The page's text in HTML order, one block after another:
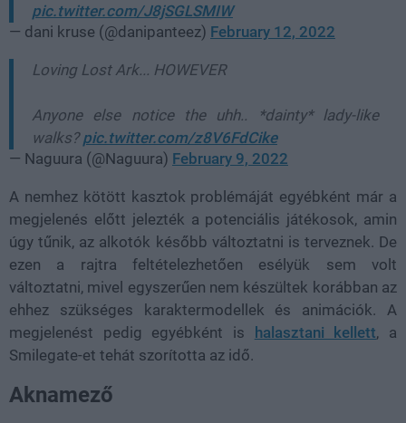
pic.twitter.com/J8jSGLSMIW
— dani kruse (@danipanteez) February 12, 2022
Loving Lost Ark... HOWEVER
Anyone else notice the uhh.. *dainty* lady-like
walks?pic.twitter.com/z8V6FdCike
— Naguura (@Naguura) February 9, 2022
A nemhez kötött kasztok problémáját egyébként már a
megjelenés előtt jelezték a potenciális játékosok, amin
úgy tűnik, az alkotók később változtatni is terveznek. De
ezen a rajtra feltételezhetően esélyük sem volt
változtatni, mivel egyszerűen nem készültek korábban az
ehhez szükséges karaktermodellek és animációk. A
megjelenést pedig egyébként is
halasztani kellett, a
Smilegate-et tehát szorította az idő.
Aknamező